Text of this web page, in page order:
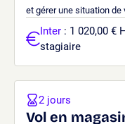
et gérer une situation de
Inter : 1 020,00 €
stagiaire
Vol en
2 jours